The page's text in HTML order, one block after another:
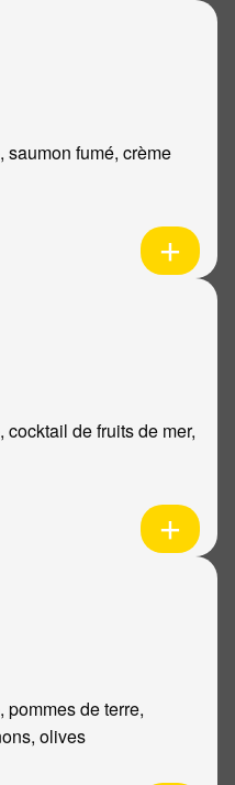
saumon fumé, crème
de fruits de mer,
pommes de terre,
olives